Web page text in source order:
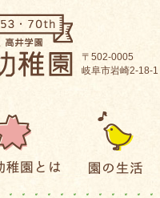
〒502-0005
岐阜市岩崎2-18-1